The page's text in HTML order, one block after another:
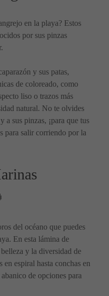
en la playa? Estos
por sus pinzas
y sus patas,
de coloreado, como
liso o trazos más
natural. No te olvides
a sus pinzas, ¡para que tus
para salir corriendo por la
del océano que puedes
En esta lámina de
y la diversidad de
en espiral hasta conchas en
de opciones para